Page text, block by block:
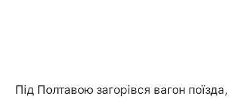
Під Полтавою загорівся вагон поїзда,